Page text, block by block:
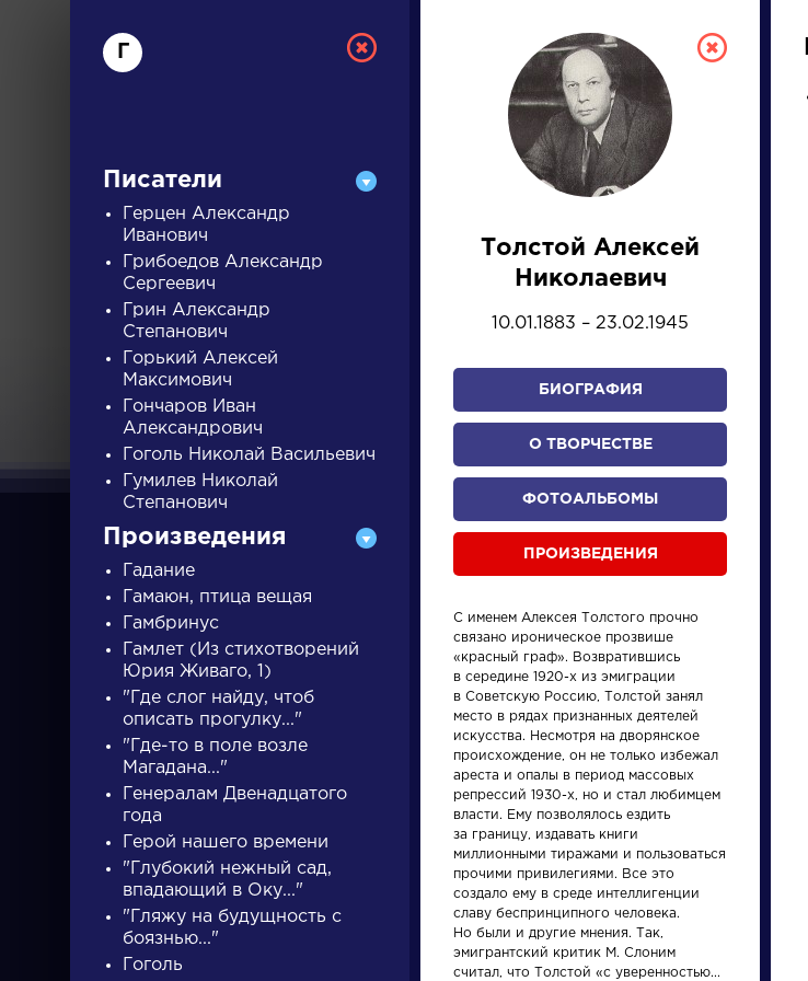
РУССКАЯ
А Б В З
ПИСАТЕЛИ
произведения
Писатели
Гончаров Иван
Александрович
Словарь
деталь
Персонажи
Алоизий
Могарыч
Г
Писатели
Герцен Александр
Иванович
Грибоедов Александр
Сергеевич
Грин Александр
Степанович
Горький Алексей
Максимович
Гончаров Иван
Александрович
Гоголь Николай Васильевич
Гумилев Николай
Степанович
Произведения
Гадание
Гамаюн, птица вещая
Гамбринус
Гамлет (Из стихотворений
Юрия Живаго, 1)
"Где слог найду, чтоб
описать прогулку..."
"Где-то в поле возле
Магадана..."
Генералам Двенадцатого
года
Герой нашего времени
"Глубокий нежный сад,
впадающий в Оку..."
"Гляжу на будущность с
боязнью..."
Гоголь
Толстой Алексей
Николаевич
10.01.1883 – 23.02.1945
БИОГРАФИЯ
О ТВОРЧЕСТВЕ
ФОТОАЛЬБОМЫ
ПРОИЗВЕДЕНИЯ
С именем Алексея Толстого прочно
связано ироническое прозвише
«красный граф». Возвратившись
в середине 1920-х из эмиграции
в Советскую Россию, Толстой занял
место в рядах признанных деятелей
искусства. Несмотря на дворянское
происхождение, он не только избежал
ареста и опалы в период массовых
репрессий 1930-х, но и стал любимцем
власти. Ему позволялось ездить
за границу, издавать книги
миллионными тиражами и пользоваться
прочими привилегиями. Все это
создало ему в среде интеллигенции
славу беспринципного человека.
Но были и другие мнения. Так,
эмигрантский критик М. Слоним
считал, что Толстой «с уверенностью...